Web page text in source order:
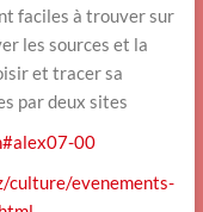
faciles à trouver sur
les sources et la
et tracer sa
par deux sites
00
culture/evenements-